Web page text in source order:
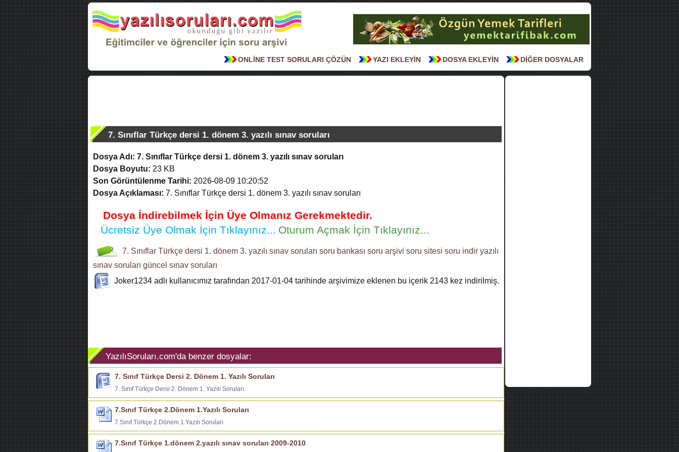
DİĞER DOSYALAR
DOSYA EKLEYİN
YAZI EKLEYİN
ONLİNE TEST SORULARI ÇÖZÜN
7. Sınıflar Türkçe dersi 1. dönem 3. yazılı sınav soruları
Dosya Adı: 7. Sınıflar Türkçe dersi 1. dönem 3. yazılı sınav soruları
Dosya Boyutu: 23 KB
Son Görüntülenme Tarihi: 2026-08-09 10:20:52
Dosya Açıklaması: 7. Sınıflar Türkçe dersi 1. dönem 3. yazılı sınav soruları
Dosya İndirebilmek İçin Üye Olmanız Gerekmektedir.
Ücretsiz Üye Olmak İçin Tıklayınız... Oturum Açmak İçin Tıklayınız...
7. Sınıflar Türkçe dersi 1. dönem 3. yazılı sınav soruları soru bankası soru arşivi soru sitesi soru indir yazılı
sınav soruları güncel sınav soruları
Joker1234 adlı kullanıcımız tarafından 2017-01-04 tarihinde arşivimize eklenen bu içerik 2143 kez indirilmiş.
YazılıSoruları.com'da benzer dosyalar:
7. Sınıf Türkçe Dersi 2. Dönem 1. Yazılı Soruları
7. Sınıf Türkçe Dersi 2. Dönem 1. Yazılı Soruları
7.Sınıf Türkçe 2.Dönem 1.Yazılı Soruları
7.Sınıf Türkçe 2.Dönem 1.Yazılı Soruları
7.Sınıf Türkçe 1.dönem 2.yazılı sınav soruları 2009-2010